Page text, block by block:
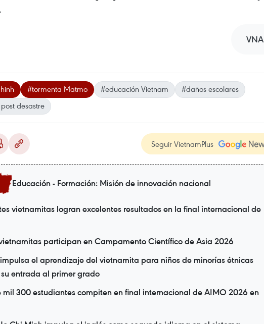
VNA
#tormenta Matmo #educación Vietnam
#daños escolares
desastre
Seguir VietnamPlus
Educación - Formación: Misión de innovación nacional
vietnamitas logran excelentes resultados en la final internacional de
participan en Campamento Científico de Asia 2026
el aprendizaje del vietnamita para niños de minorías étnicas
entrada al primer grado
mil 300 estudiantes compiten en final internacional de AIMO 2026 en